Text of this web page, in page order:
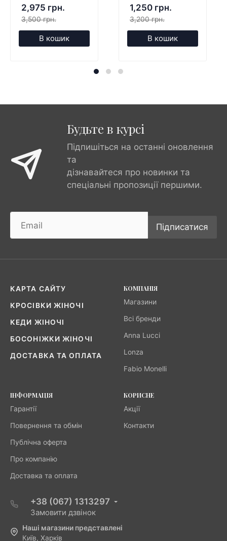
2,975 грн.
3,500 грн.
В кошик
1,250 грн.
3,200 грн.
В кошик
Будьте в курсі
Підпишіться на останні оновлення
та
дізнавайтеся про новинки та
спеціальні пропозиції першими.
Підписатися
КАРТА САЙТУ
КРОСІВКИ ЖІНОЧІ
КЕДИ ЖІНОЧІ
БОСОНІЖКИ ЖІНОЧІ
ДОСТАВКА ТА ОПЛАТА
КОМПАНІЯ
Магазини
Всі бренди
Anna Lucci
Lonza
Fabio Monelli
ІНФОРМАЦІЯ
Гарантії
Повернення та обмін
Публічна оферта
Про компанію
Доставка та оплата
КОРИСНЕ
Акції
Контакти
+38 (067) 1313297
Замовити дзвінок
Наші магазини представлені
Київ, Харків